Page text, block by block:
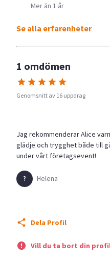
Mer än 1 år
Se alla erfarenheter
1 omdömen
Genomsnitt av 16 uppdrag
Jag rekommenderar Alice
glädje och trygghet både till
under vårt företagsevent!
Helena
Dela Profil
Vill du ta bort din